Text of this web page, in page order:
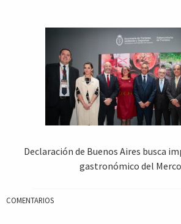
Declaración de Buenos Aires busca
gastronómico del
COMENTARIOS